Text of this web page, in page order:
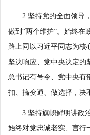
2.坚持党的全面领导，
做到“两个维护”。始终在
路上同以习近平同志为核
坚决响应、党中央决定的
总书记有号令、党中央有
扣、搞变通、做选择，决
3.坚持旗帜鲜明讲政治
始终对党忠诚老实、言行